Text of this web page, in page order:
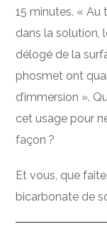
15 minutes. « Au
dans la solution,
délogé de la
phosmet ont
d’immersion ».
cet usage pour
façon ?
Et vous, que
bicarbonate de